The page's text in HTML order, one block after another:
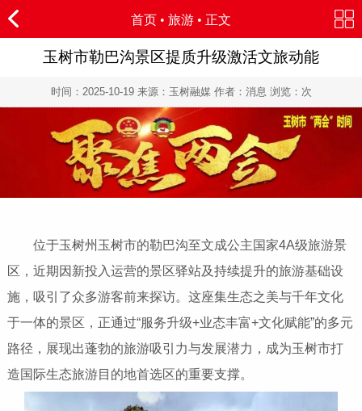
首页 • 旅游 • 正文
玉树市勒巴沟景区提质升级激活文旅动能
时间： 2025-10-19来源：玉树融媒 作者：消息 浏览： 次
位于玉树州玉树市的勒巴沟至文成公主国家4A级旅游景
区，近期因新投入运营的景区驿站及持续提升的旅游基础设
施，吸引了众多游客前来探访。这座集生态之美与千年文化
于一体的景区，正通过“服务升级+业态丰富+文化赋能”的多元
路径，展现出蓬勃的旅游吸引力与发展潜力，成为玉树市打
造国际生态旅游目的地首选区的重要支撑。